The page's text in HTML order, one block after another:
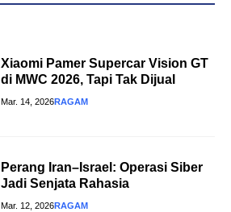
Xiaomi Pamer Supercar Vision GT
di MWC 2026, Tapi Tak Dijual
Mar. 14, 2026RAGAM
Perang Iran–Israel: Operasi Siber
Jadi Senjata Rahasia
Mar. 12, 2026RAGAM